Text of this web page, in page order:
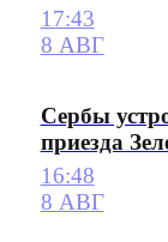
17:43
8 АВГ
Сербы
приезда
16:48
8 АВГ